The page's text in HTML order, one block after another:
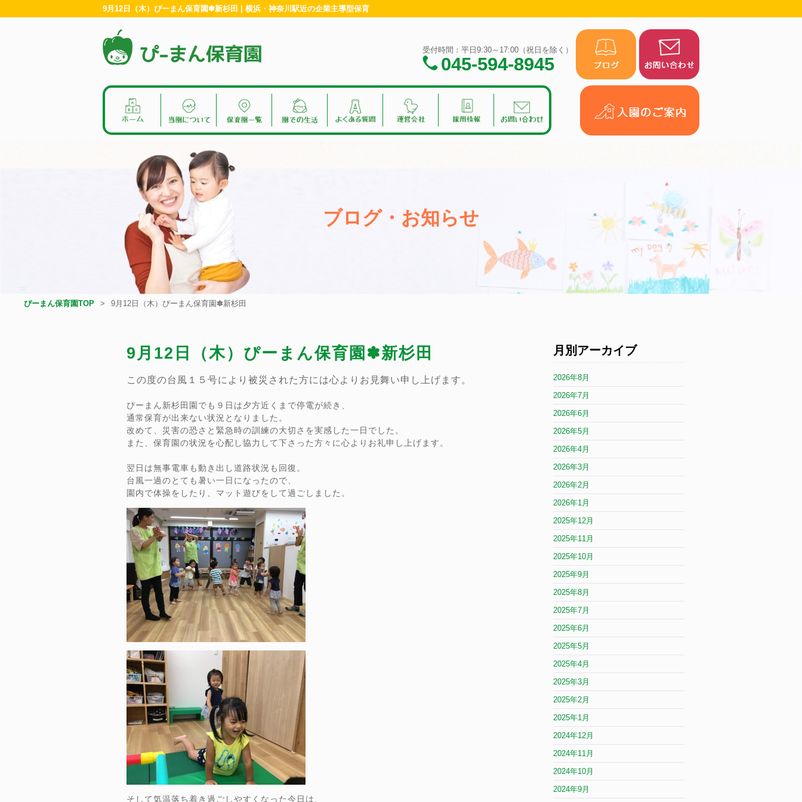
9月12日（木）ぴーまん保育園✽新杉田 | 横浜・神奈川駅近の企業主導型保育
受付時間：平日9:30～17:00（祝日を除く）
045-594-8945
ブログ・お知らせ
ぴーまん保育園TOP 9月12日（木）ぴーまん保育園✽新杉田
9月12日（木）ぴーまん保育園✽新杉田
この度の台風１５号により被災された方には心よりお見舞い申し上げます。
ぴーまん新杉田園でも９日は夕方近くまで停電が続き、
通常保育が出来ない状況となりました。
改めて、災害の恐さと緊急時の訓練の大切さを実感した一日でした。
また、保育園の状況を心配し協力して下さった方々に心よりお礼申し上げます。
翌日は無事電車も動き出し道路状況も回復。
台風一過のとても暑い一日になったので、
園内で体操をしたり、マット遊びをして過ごしました。
そして気温落ち着き過ごしやすくなった今日は、
月別アーカイブ
2026年8月
2026年7月
2026年6月
2026年5月
2026年4月
2026年3月
2026年2月
2026年1月
2025年12月
2025年11月
2025年10月
2025年9月
2025年8月
2025年7月
2025年6月
2025年5月
2025年4月
2025年3月
2025年2月
2025年1月
2024年12月
2024年11月
2024年10月
2024年9月